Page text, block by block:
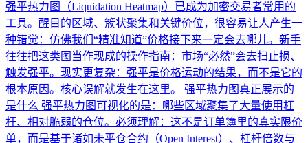
强平热力图（Liquidation Heatmap）已成为加密交易者常用的
工具。醒目的区域、簇状聚集和关键价位，很容易让人产生一
种错觉：仿佛我们“精准知道”价格接下来一定会去哪儿。新手
往往把这类图当作现成的操作指南：市场“必然”会去扫止损、
触发强平。现实更复杂：强平是价格运动的结果，而不是它的
根本原因。核心误解就发生在这里。 强平热力图真正展示的
是什么 强平热力图可视化的是：哪些区域聚集了大量使用杠
杆、相对脆弱的仓位。必须理解：这不是订单簿里的真实限价
单，而是基于诸如未平仓合约（Open Interest）、杠杆倍数与